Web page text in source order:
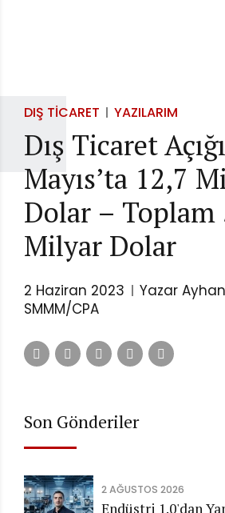
DIŞ TICARET YAZILARIM
Dış Ticaret Açığı
Mayıs’ta 12,7
Dolar – Toplam
Milyar Dolar
2 Haziran 2023
Yazar Ayhan
SMMM/CPA
Son Gönderiler
2 AĞUSTOS 2026
Endüstri 1.0'dan